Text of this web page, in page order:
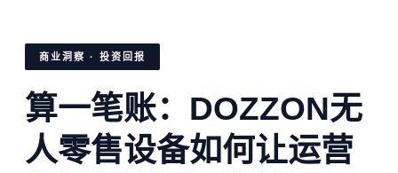
商业洞察 · 投资回报
算一笔账：DOZZON无
人零售设备如何让运营